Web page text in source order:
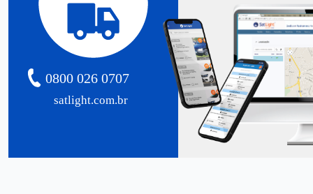
satlight.com.br
0800 026 0707